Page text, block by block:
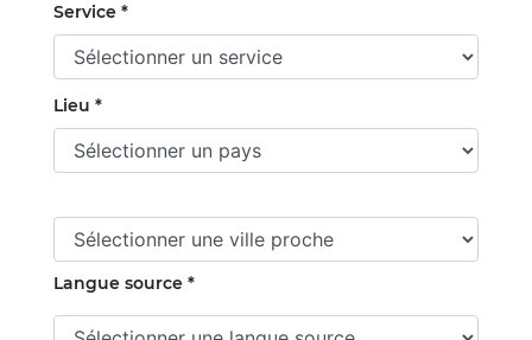
Service *
Lieu *
Langue source *